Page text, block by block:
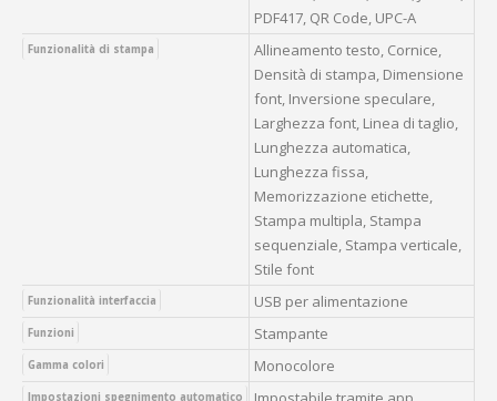
PDF417, QR Code, UPC-A
Funzionalità di stampa
Allineamento testo, Cornice,
Densità di stampa, Dimensione
font, Inversione speculare,
Larghezza font, Linea di taglio,
Lunghezza automatica,
Lunghezza fissa,
Memorizzazione etichette,
Stampa multipla, Stampa
sequenziale, Stampa verticale,
Stile font
Funzionalità interfaccia USB per alimentazione
Funzioni Stampante
Gamma colori Monocolore
Impostazioni spegnimento automatico